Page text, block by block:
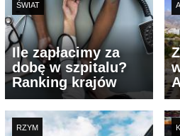
ŚWIAT
Ile zapłacimy za
dobę w szpitalu?
Ranking krajów
RZYM